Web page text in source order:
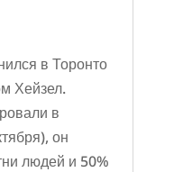
в Торонто
Хейзел.
в
он
людей и 50%